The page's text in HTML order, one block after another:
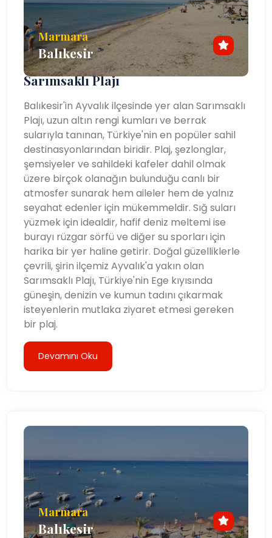
Marmara
Balıkesir
Sarımsaklı Plajı
Balıkesir'in Ayvalık ilçesinde yer alan Sarımsaklı
Plajı, uzun altın rengi kumları ve berrak
sularıyla tanınan, Türkiye'nin en popüler sahil
destinasyonlarından biridir. Plaj, şezlonglar,
şemsiyeler ve sahildeki kafeler dahil olmak
üzere birçok olanağın bulunduğu canlı bir
atmosfer sunarak hem aileler hem de yalnız
seyahat edenler için mükemmeldir. Sığ suları
yüzmek için idealdir, hafif deniz meltemi ise
burayı rüzgar sörfü ve diğer su sporları için
harika bir yer haline getirir. Doğal güzelliklerle
çevrili, şirin ilçemiz Ayvalık'a yakın olan
Sarımsaklı Plajı, Türkiye'nin Ege kıyısında
güneşin, denizin ve kumun tadını çıkarmak
isteyenlerin mutlaka ziyaret etmesi gereken
bir plaj.
Devamını Oku
Marmara
Balıkesir